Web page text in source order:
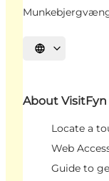
Select language
About VisitFyn
Locate a
Web
Guide to